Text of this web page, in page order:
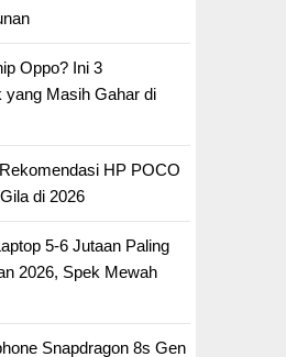
Oppo? Ini 3
yang Masih Gahar di
HP POCO
di 2026
5-6 Jutaan Paling
2026, Spek Mewah
Snapdragon 8s Gen